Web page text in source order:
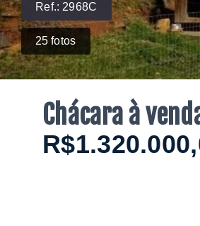
Ref.: 2968C
25 fotos
Chácara à